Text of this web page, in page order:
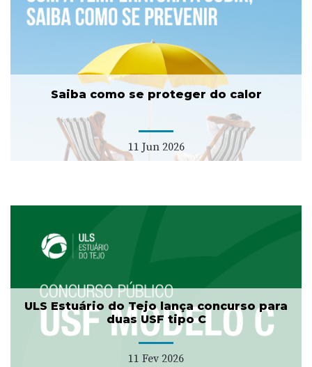
Saiba como se proteger do calor
11 Jun 2026
ULS Estuário do Tejo lança concurso para
duas USF tipo C
11 Fev 2026